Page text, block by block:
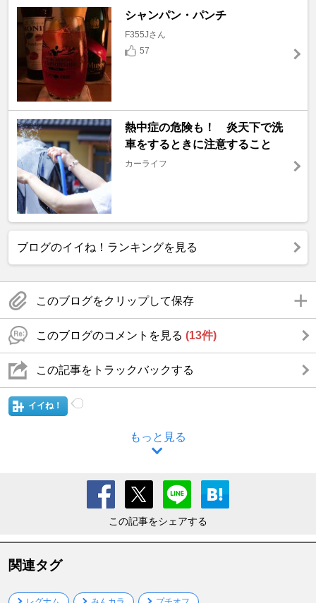
シャンパン・パンチ
F355Jさん
57
熱中症の危険も！ 炎天下で洗
車をするときに注意すること
カーライフ
ブログのイイね！ランキングを見る
このブログをクリップして保存
このブログのコメントを見る (13件)
この記事をトラックバックする
イイね！
もっと見る
この記事をシェアする
関連タグ